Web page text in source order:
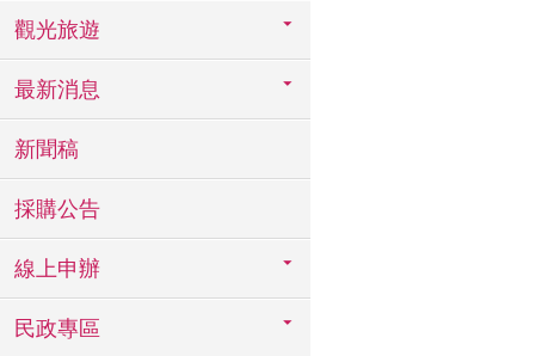
觀光旅遊
最新消息
新聞稿
採購公告
線上申辦
民政專區